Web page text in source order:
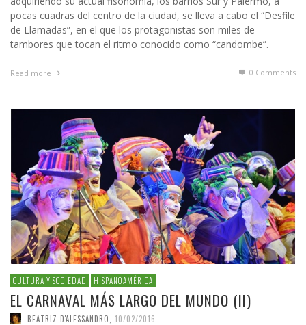
pocas cuadras del centro de la ciudad, se lleva a cabo el “Desfile
de Llamadas”, en el que los protagonistas son miles de
tambores que tocan el ritmo conocido como “candombe”.
Read more 0 Comments
CULTURA Y SOCIEDAD HISPANOAMÉRICA
EL CARNAVAL MÁS LARGO DEL MUNDO (II)
BEATRIZ D'ALESSANDRO 10/02/2016